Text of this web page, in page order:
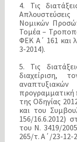
4. Τις
Νομικών
Τομέα –
ΦΕΚ Α΄ 161 και
3-2014).
5. Τις
διαχείριση,
προγραμματική
της Οδηγίας
και του
156/16.6.2012)
του Ν. 3419/
265/τ. Α΄/23-12-